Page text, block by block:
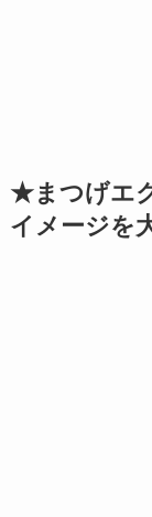
★まつげエ
イメージを